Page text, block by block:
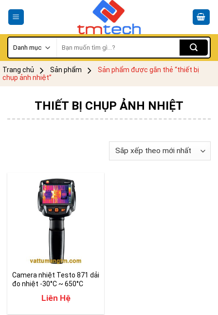
kiếm:
Trang chủ Sản phẩm
Sản phẩm được gắn thẻ “thiết bị
chụp ảnh nhiệt”
THIẾT BỊ CHỤP ẢNH NHIỆT
Camera nhiệt Testo 871 dải
đo nhiệt -30°C ~ 650°C
Liên Hệ